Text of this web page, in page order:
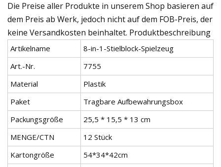
Die Preise aller Produkte in unserem Shop basieren auf
dem Preis ab Werk, jedoch nicht auf dem FOB-Preis, der
keine Versandkosten beinhaltet. Produktbeschreibung
Artikelname
8-in-1-Stielblock-Spielzeug
Art.-Nr.
7755
Material
Plastik
Paket
Tragbare Aufbewahrungsbox
Packungsgröße
25,5 * 15,5 * 13 cm
MENGE/CTN
12 Stück
Kartongröße
54*34*42cm